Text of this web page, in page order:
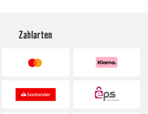
Zahlarten